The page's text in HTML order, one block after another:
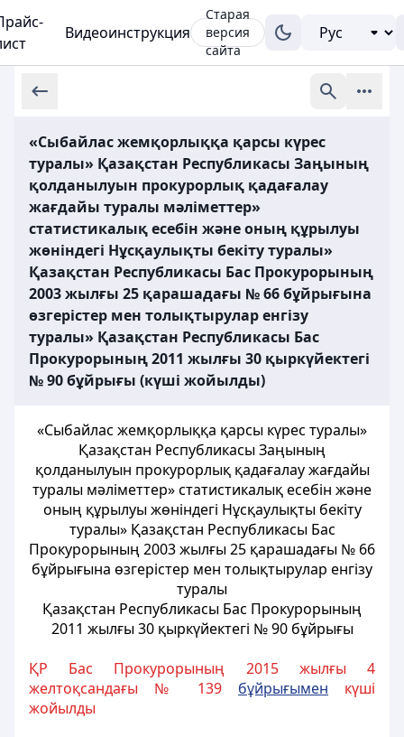
Видеоинструкция
Старая
версия
сайта
«Сыбайлас жемқорлыққа қарсы күрес
туралы» Қазақстан Республикасы Заңының
қолданылуын прокурорлық қадағалау
жағдайы туралы мәліметтер»
статистикалық есебін және оның құрылуы
жөніндегі Нұсқаулықты бекіту туралы»
Қазақстан Республикасы Бас Прокурорының
2003 жылғы 25 қарашадағы № 66 бұйрығына
өзгерістер мен толықтырулар енгізу
туралы» Қазақстан Республикасы Бас
Прокурорының 2011 жылғы 30 қыркүйектегі
№ 90 бұйрығы (күші жойылды)
«Сыбайлас жемқорлыққа қарсы күрес туралы»
Қазақстан Республикасы Заңының
қолданылуын прокурорлық қадағалау жағдайы
туралы мәліметтер» статистикалық есебін және
оның құрылуы жөніндегі Нұсқаулықты бекіту
туралы» Қазақстан Республикасы Бас
Прокурорының 2003 жылғы 25 қарашадағы № 66
бұйрығына өзгерістер мен толықтырулар енгізу
туралы
Қазақстан Республикасы Бас Прокурорының
2011 жылғы 30 қыркүйектегі № 90 бұйрығы
ҚР Бас Прокурорының 2015 жылғы 4
желтоқсандағы № 139 бұйрығымен күші
жойылды